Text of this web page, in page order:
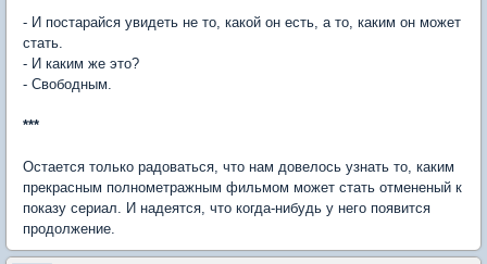
- И постарайся увидеть не то, какой он есть, а то, каким он может
стать.
- И каким же это?
- Свободным.
***
Остается только радоваться, что нам довелось узнать то, каким
прекрасным полнометражным фильмом может стать отмененый к
показу сериал. И надеятся, что когда-нибудь у него появится
продолжение.